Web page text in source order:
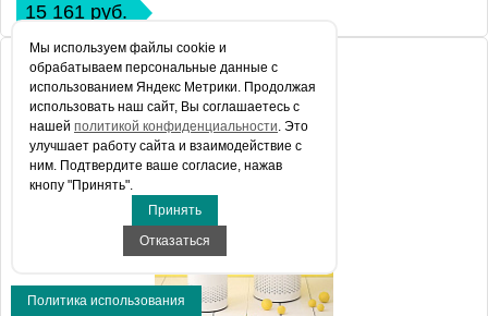
15 161 руб.
Политика использования
Мы используем файлы сookie и
обрабатываем персональные данные с
использованием Яндекс Метрики. Продолжая
использовать наш сайт, Вы соглашаетесь с
нашей политикой конфиденциальности. Это
улучшает работу сайта и взаимодействие с
ним. Подтвердите ваше согласие, нажав
кнопу "Принять".
Принять
Отказаться